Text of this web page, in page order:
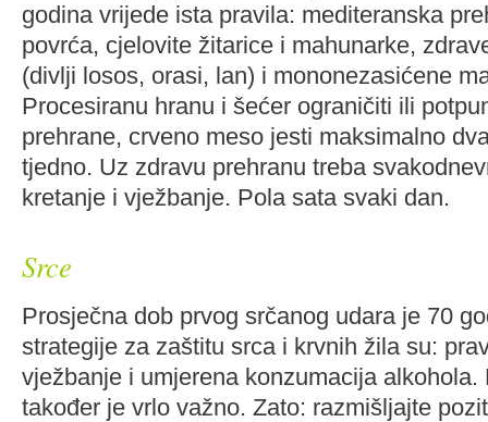
godina vrijede ista pravila: mediteranska
povrća, cjelovite žitarice i mahunarke,
(divlji losos, orasi, lan) i mononezasićene
Procesiranu hranu i šećer ograničiti ili
prehrane, crveno meso jesti maksimalno
tjedno. Uz zdravu prehranu treba
kretanje i vježbanje. Pola sata svaki dan.
Srce
Prosječna dob prvog srčanog udara je 70
strategije za zaštitu srca i krvnih žila su:
vježbanje i umjerena konzumacija
također je vrlo važno. Zato: razmišljajte